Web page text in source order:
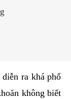
ra khá phổ
không biết